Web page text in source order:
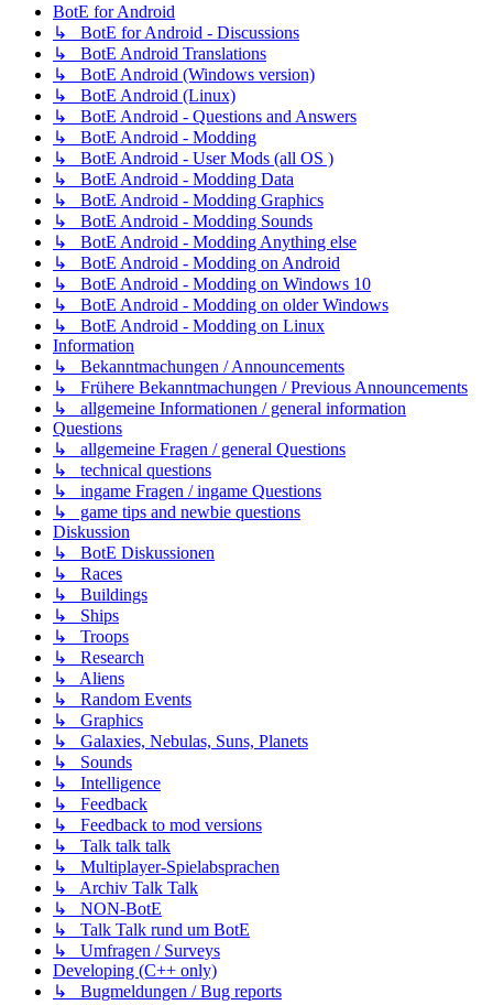
BotE for Android
↳ BotE for Android - Discussions
↳ BotE Android Translations
↳ BotE Android (Windows version)
↳ BotE Android (Linux)
↳ BotE Android - Questions and Answers
↳ BotE Android - Modding
↳ BotE Android - User Mods (all OS )
↳ BotE Android - Modding Data
↳ BotE Android - Modding Graphics
↳ BotE Android - Modding Sounds
↳ BotE Android - Modding Anything else
↳ BotE Android - Modding on Android
↳ BotE Android - Modding on Windows 10
↳ BotE Android - Modding on older Windows
↳ BotE Android - Modding on Linux
Information
↳ Bekanntmachungen / Announcements
↳ Frühere Bekanntmachungen / Previous Announcements
↳ allgemeine Informationen / general information
Questions
↳ allgemeine Fragen / general Questions
↳ technical questions
↳ ingame Fragen / ingame Questions
↳ game tips and newbie questions
Diskussion
↳ BotE Diskussionen
↳ Races
↳ Buildings
↳ Ships
↳ Troops
↳ Research
↳ Aliens
↳ Random Events
↳ Graphics
↳ Galaxies, Nebulas, Suns, Planets
↳ Sounds
↳ Intelligence
↳ Feedback
↳ Feedback to mod versions
↳ Talk talk talk
↳ Multiplayer-Spielabsprachen
↳ Archiv Talk Talk
↳ NON-BotE
↳ Talk Talk rund um BotE
↳ Umfragen / Surveys
Developing (C++ only)
↳ Bugmeldungen / Bug reports